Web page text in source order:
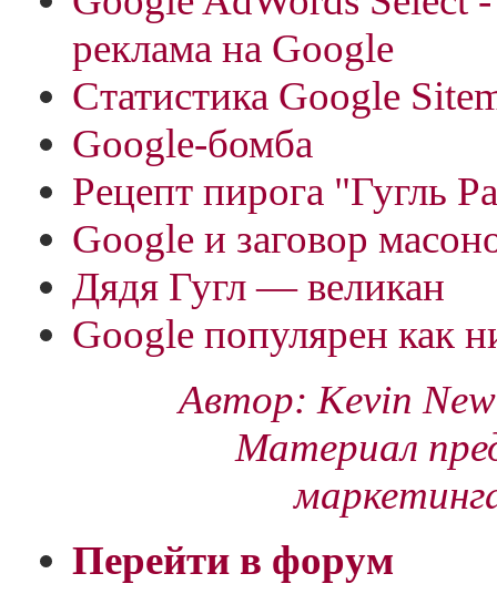
реклама на Google
Статистика Google
Google-бомба
Рецепт пирога "Гугль
Google и заговор
Дядя Гугл — великан
Google популярен как
Автор: Kevin
Материал
Перейти в форум